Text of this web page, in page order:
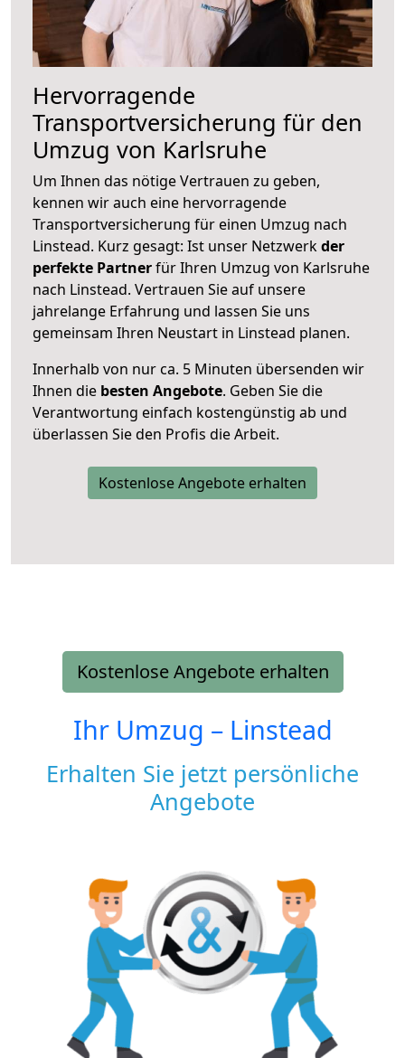
Hervorragende
Transportversicherung für den
Umzug von Karlsruhe
Um Ihnen das nötige Vertrauen zu geben,
kennen wir auch eine hervorragende
Transportversicherung für einen Umzug nach
Linstead. Kurz gesagt: Ist unser Netzwerkder
perfekte Partnerfür Ihren Umzug von Karlsruhe
nach Linstead. Vertrauen Sie auf unsere
jahrelange Erfahrung und lassen Sie uns
gemeinsam Ihren Neustart in Linstead planen.
Innerhalb von nur ca. 5 Minuten übersenden wir
Ihnen die besten Angebote. Geben Sie die
Verantwortung einfach kostengünstig ab und
überlassen Sie den Profis die Arbeit.
Kostenlose Angebote erhalten
Kostenlose Angebote erhalten
Ihr Umzug – Linstead
Erhalten Sie jetzt persönliche
Angebote